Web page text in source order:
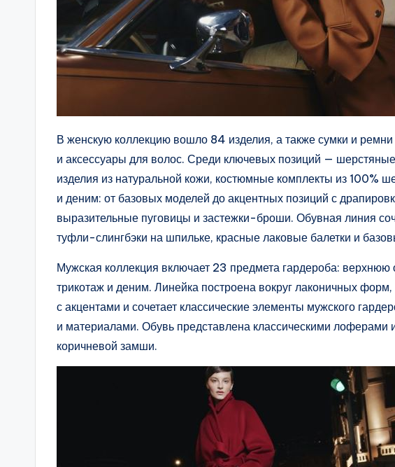
В женскую коллекцию вошло 84 изделия, а также сумки и ремни
и аксессуары для волос. Среди ключевых позиций — шерстяные
изделия из натуральной кожи, костюмные комплекты из 100%
и деним: от базовых моделей до акцентных позиций с
выразительные пуговицы и застежки-броши. Обувная линия
туфли-слингбэки на шпильке, красные лаковые балетки и
Мужская коллекция включает 23 предмета гардероба:
трикотаж и деним. Линейка построена вокруг лаконичных
с акцентами и сочетает классические элементы мужского
и материалами. Обувь представлена классическими лоферами
коричневой замши.